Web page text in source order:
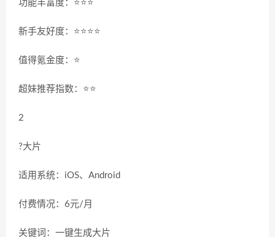
功能丰富度：⭐️⭐️⭐️
新手友好度：⭐️⭐️⭐️⭐️
值得氪金度：⭐️
超妹推荐指数：⭐️⭐️
2
?大片
适用系统：iOS、Android
付费情况：6元/月
关键词：一键生成大片